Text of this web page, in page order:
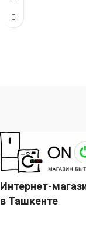
Интернет-
в Ташкенте